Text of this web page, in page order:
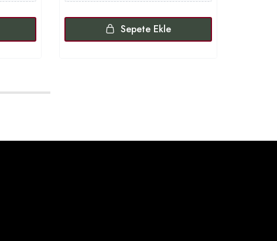
Sepete Ekle